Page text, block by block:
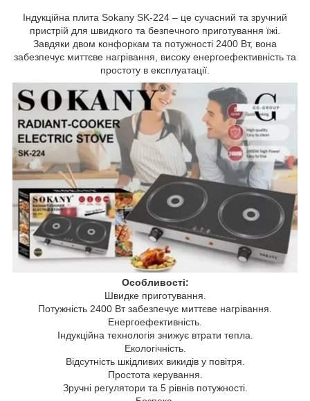
Індукційна плита Sokany SK-224 – це сучасний та зручний
пристрій для швидкого та безпечного приготування їжі.
Завдяки двом конфоркам та потужності 2400 Вт, вона
забезпечує миттєве нагрівання, високу енергоефективність та
простоту в експлуатації.
Особливості:
Швидке приготування.
Потужність 2400 Вт забезпечує миттєве нагрівання.
Енергоефективність.
Індукційна технологія знижує втрати тепла.
Екологічність.
Відсутність шкідливих викидів у повітря.
Простота керування.
Зручні регулятори та 5 рівнів потужності.